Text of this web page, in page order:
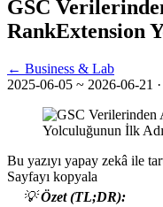
GSC
RankExtension
← Business & Lab
2025-06-05 ~ 2026-06-21
Bu yazıyı yapay zekâ ile
Sayfayı kopyala
💡Özet (TL;DR):